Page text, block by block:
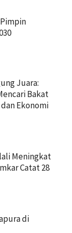
Juara:
Bakat
Ekonomi
Meningkat
Catat 28
di